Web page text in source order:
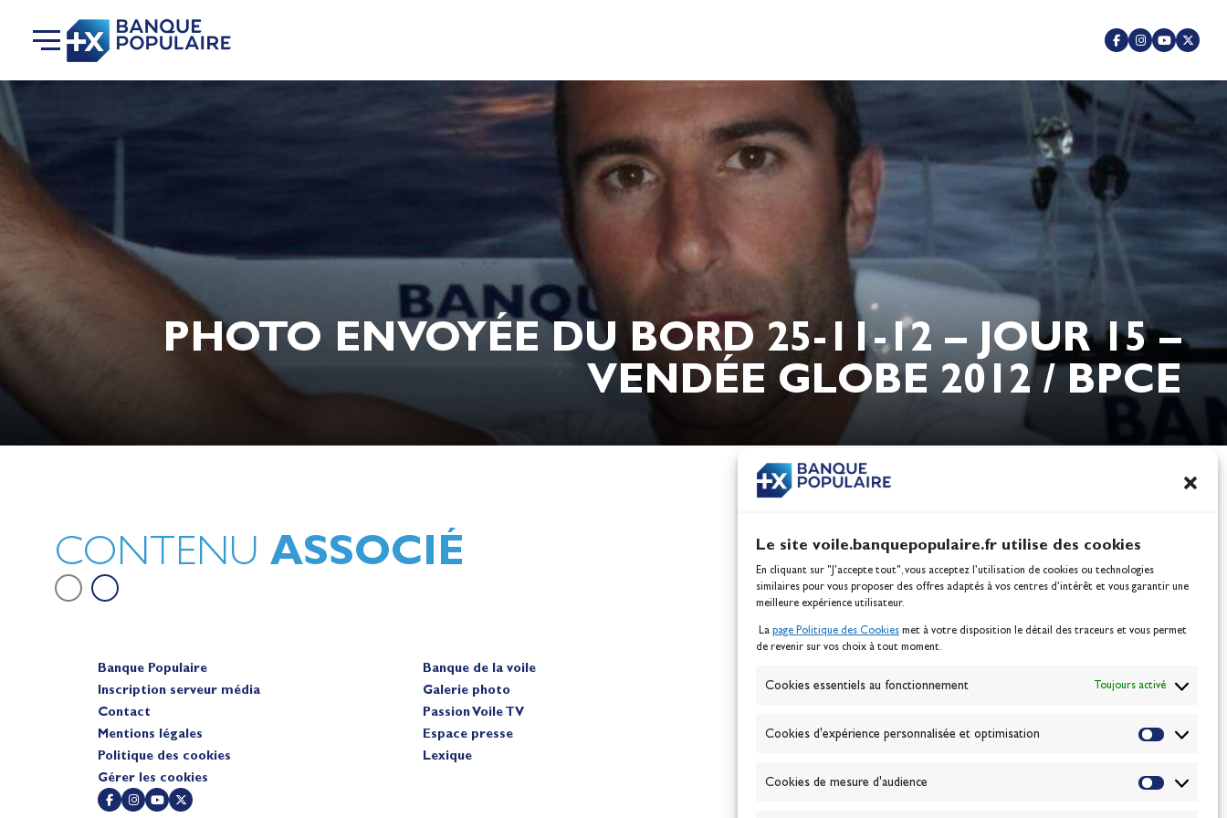
Le site voile.banquepopulaire.fr utilise des cookies
En cliquant sur "J'accepte tout", vous acceptez l’utilisation de cookies ou technologies
similaires pour vous proposer des offres adaptés à vos centres d’intérêt et vous garantir une
meilleure expérience utilisateur.
La page Politique des Cookies met à votre disposition le détail des traceurs et vous permet
de revenir sur vos choix à tout moment.
Cookies essentiels au fonctionnement Toujours activé
Cookies d'expérience personnalisée et optimisation
Cookies de mesure d'audience
PHOTO ENVOYÉE DU BORD 25-11-12 – JOUR 15 –
VENDÉE GLOBE 2012 / BPCE
CONTENU ASSOCIÉ
Lauriane Nolot en or à Long Beach,
Mathilde Lovadina et Lou
Berthomieu, vice-championnes
100% Glisse - Écoles
Banque Populaire
Inscription serveur média
Contact
Mentions légales
Politique des cookies
Gérer les cookies
Banque de la voile
Galerie photo
Passion Voile TV
Espace presse
Lexique
ABONNEZ-VOUS
J'accepte la